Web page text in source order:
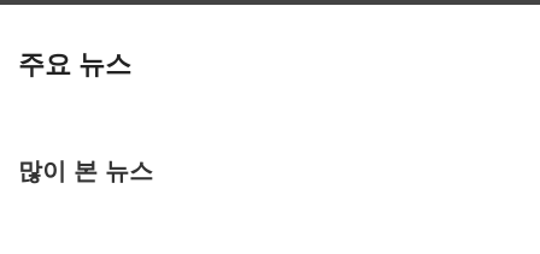
주요 뉴스
많이 본 뉴스